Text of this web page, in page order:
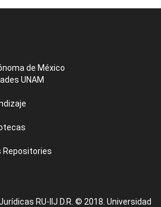
de México
UNAM
Repositories
RU-IIJ D.R. © 2018. Universidad